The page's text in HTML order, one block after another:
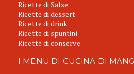
Ricette di Salse
Ricette di dessert
Ricette di drink
Ricette di spuntini
Ricette di conserve
I MENU DI CUCINA DI